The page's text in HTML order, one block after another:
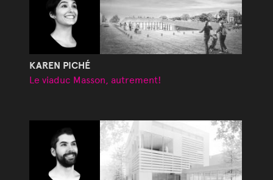
KAREN PICHÉ
Le viaduc Masson, autrement!